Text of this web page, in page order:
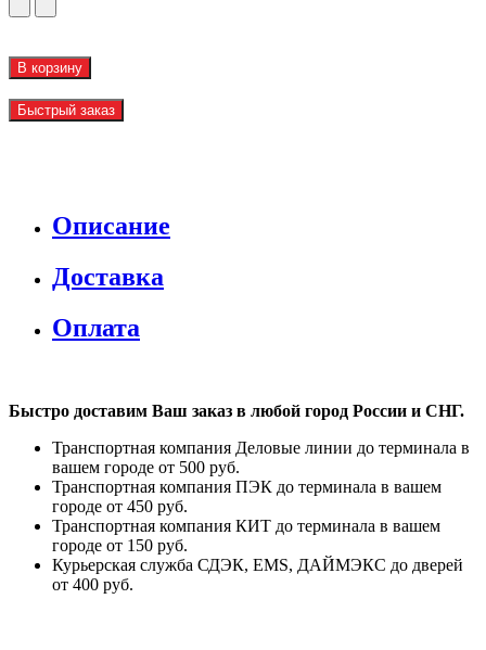
В корзину
Быстрый заказ
Описание
Доставка
Оплата
Быстро доставим Ваш заказ в любой город России и СНГ.
Транспортная компания Деловые линии до терминала в
вашем городе от 500 руб.
Транспортная компания ПЭК до терминала в вашем
городе от 450 руб.
Транспортная компания КИТ до терминала в вашем
городе от 150 руб.
Курьерская служба СДЭК, EMS, ДАЙМЭКС до дверей
от 400 руб.